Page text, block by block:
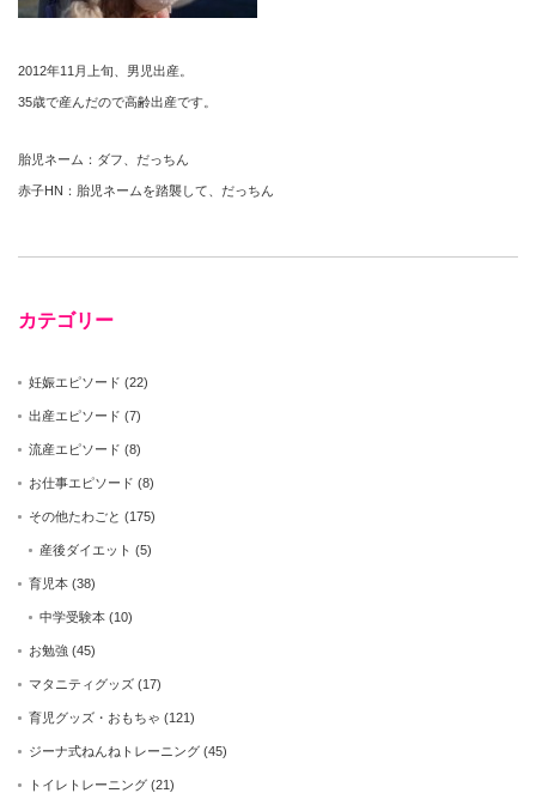
2012年11月上旬、男児出産。
35歳で産んだので高齢出産です。
胎児ネーム：ダフ、だっちん
赤子HN：胎児ネームを踏襲して、だっちん
カテゴリー
妊娠エピソード (22)
出産エピソード (7)
流産エピソード (8)
お仕事エピソード (8)
その他たわごと (175)
産後ダイエット (5)
育児本 (38)
中学受験本 (10)
お勉強 (45)
マタニティグッズ (17)
育児グッズ・おもちゃ (121)
ジーナ式ねんねトレーニング (45)
トイレトレーニング (21)